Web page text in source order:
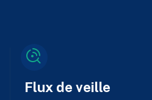
Flux de veille